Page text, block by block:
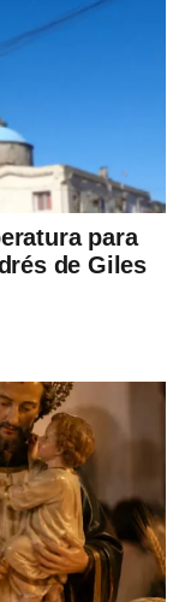
para
de Giles